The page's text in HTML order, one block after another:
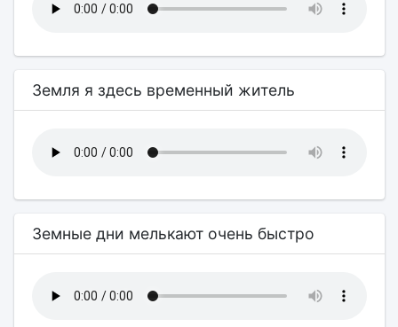
Земля я здесь временный житель
Земные дни мелькают очень быстро